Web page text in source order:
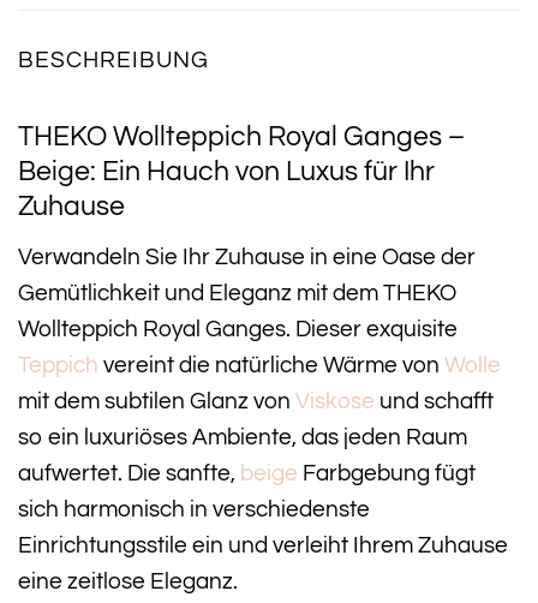
BESCHREIBUNG
THEKO Wollteppich Royal Ganges –
Beige: Ein Hauch von Luxus für Ihr
Zuhause
Verwandeln Sie Ihr Zuhause in eine Oase der
Gemütlichkeit und Eleganz mit dem THEKO
Wollteppich Royal Ganges. Dieser exquisite
Teppich vereint die natürliche Wärme von Wolle
mit dem subtilen Glanz von Viskose und schafft
so ein luxuriöses Ambiente, das jeden Raum
aufwertet. Die sanfte, beige Farbgebung fügt
sich harmonisch in verschiedenste
Einrichtungsstile ein und verleiht Ihrem Zuhause
eine zeitlose Eleganz.